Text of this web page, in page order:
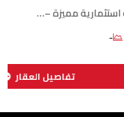
مميزة –…
تفاصيل العقار